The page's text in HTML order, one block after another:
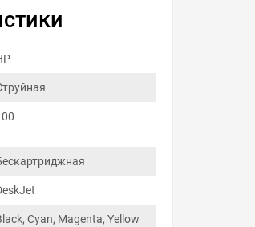
Cyan, Magenta, Yellow